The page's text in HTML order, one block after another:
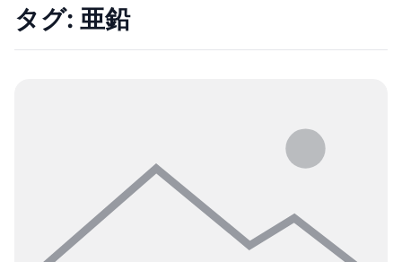
タグ: 亜鉛